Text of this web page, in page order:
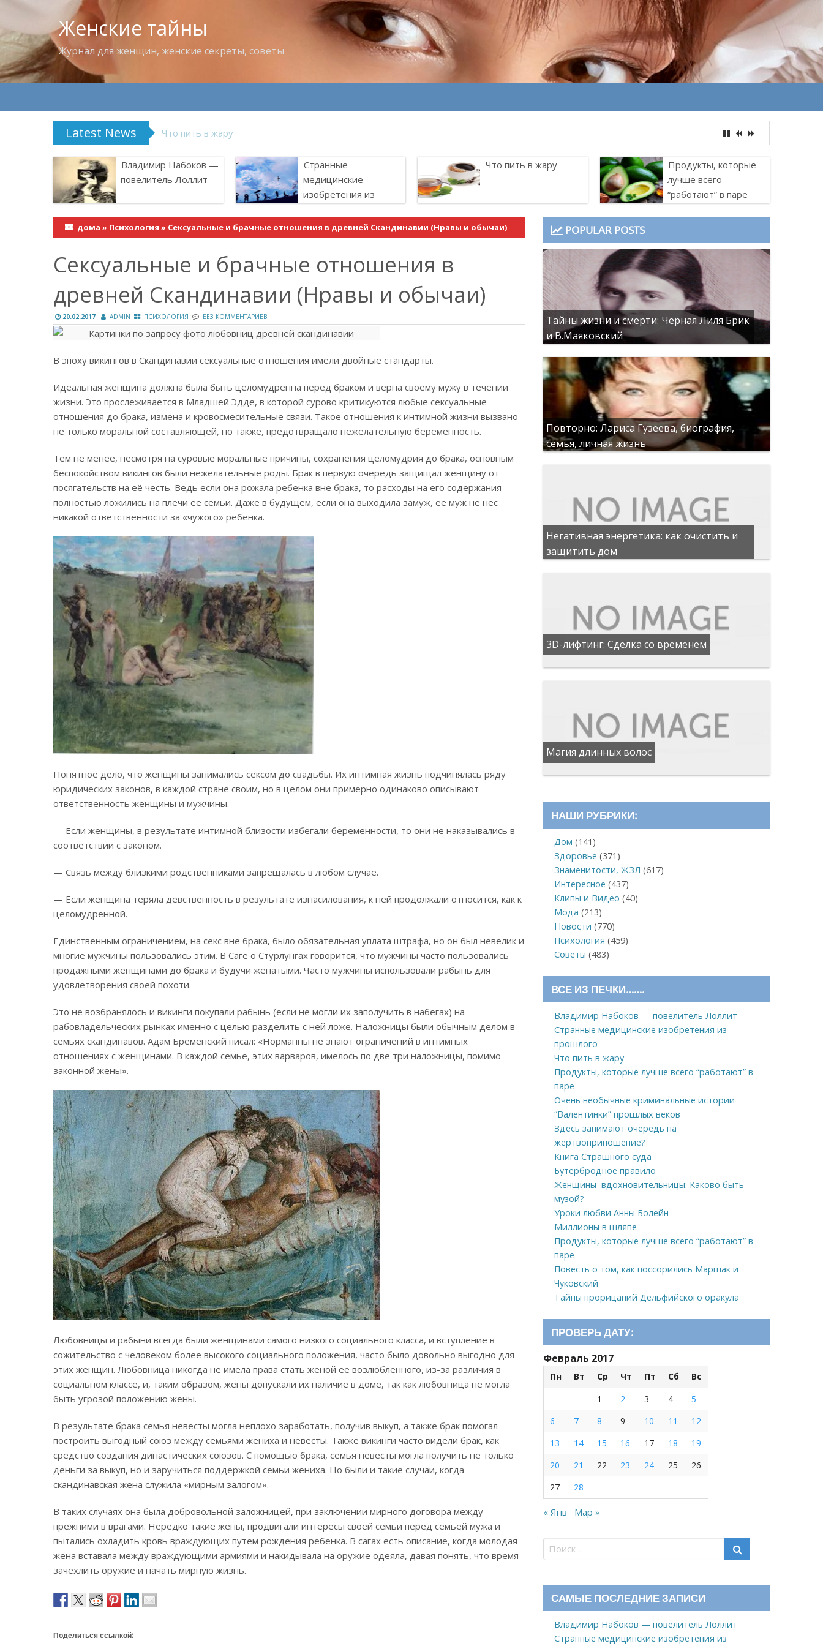
Женские тайны
Журнал для женщин, женские секреты, советы
Latest News Что пить в жару
Владимир Набоков —
повелитель Лоллит
Странные
медицинские
изобретения из
Что пить в жару
Продукты, которые
лучше всего
“работают” в паре
дома » Психология » Сексуальные и брачные отношения в древней Скандинавии (Нравы и обычаи)
Сексуальные и брачные отношения в
древней Скандинавии (Нравы и обычаи)
20.02.2017 ADMIN ПСИХОЛОГИЯ БЕЗ КОММЕНТАРИЕВ
В эпоху викингов в Скандинавии сексуальные отношения имели двойные стандарты.
Идеальная женщина должна была быть целомудренна перед браком и верна своему мужу в течении
жизни. Это прослеживается в Младшей Эдде, в которой сурово критикуются любые сексуальные
отношения до брака, измена и кровосмесительные связи. Такое отношения к интимной жизни вызвано
не только моральной составляющей, но также, предотвращало нежелательную беременность.
Тем не менее, несмотря на суровые моральные причины, сохранения целомудрия до брака, основным
беспокойством викингов были нежелательные роды. Брак в первую очередь защищал женщину от
посягательств на её честь. Ведь если она рожала ребенка вне брака, то расходы на его содержания
полностью ложились на плечи её семьи. Даже в будущем, если она выходила замуж, её муж не нес
никакой ответственности за «чужого» ребенка.
Понятное дело, что женщины занимались сексом до свадьбы. Их интимная жизнь подчинялась ряду
юридических законов, в каждой стране своим, но в целом они примерно одинаково описывают
ответственность женщины и мужчины.
— Если женщины, в результате интимной близости избегали беременности, то они не наказывались в
соответствии с законом.
— Связь между близкими родственниками запрещалась в любом случае.
— Если женщина теряла девственность в результате изнасилования, к ней продолжали относится, как к
целомудренной.
Единственным ограничением, на секс вне брака, было обязательная уплата штрафа, но он был невелик и
многие мужчины пользовались этим. В Саге о Стурлунгах говорится, что мужчины часто пользовались
продажными женщинами до брака и будучи женатыми. Часто мужчины использовали рабынь для
удовлетворения своей похоти.
Это не возбранялось и викинги покупали рабынь (если не могли их заполучить в набегах) на
рабовладельческих рынках именно с целью разделить с ней ложе. Наложницы были обычным делом в
семьях скандинавов. Адам Бременский писал: «Норманны не знают ограничений в интимных
отношениях с женщинами. В каждой семье, этих варваров, имелось по две три наложницы, помимо
законной жены».
Любовницы и рабыни всегда были женщинами самого низкого социального класса, и вступление в
сожительство с человеком более высокого социального положения, часто было довольно выгодно для
этих женщин. Любовница никогда не имела права стать женой ее возлюбленного, из-за различия в
социальном классе, и, таким образом, жены допускали их наличие в доме, так как любовница не могла
быть угрозой положению жены.
В результате брака семья невесты могла неплохо заработать, получив выкуп, а также брак помогал
построить выгодный союз между семьями жениха и невесты. Также викинги часто видели брак, как
средство создания династических союзов. С помощью брака, семья невесты могла получить не только
деньги за выкуп, но и заручиться поддержкой семьи жениха. Но были и такие случаи, когда
скандинавская жена служила «мирным залогом».
В таких случаях она была добровольной заложницей, при заключении мирного договора между
прежними в врагами. Нередко такие жены, продвигали интересы своей семьи перед семьей мужа и
пытались охладить кровь враждующих путем рождения ребенка. В сагах есть описание, когда молодая
жена вставала между враждующими армиями и накидывала на оружие одеяла, давая понять, что время
зачехлить оружие и начать мирную жизнь.
Поделиться ссылкой:
POPULAR POSTS
Тайны жизни и смерти: Чёрная Лиля Брик
и В.Маяковский
Повторно: Лариса Гузеева, биография,
семья, личная жизнь
Негативная энергетика: как очистить и
защитить дом
3D-лифтинг: Сделка со временем
Магия длинных волос
НАШИ РУБРИКИ:
Дом (141)
Здоровье (371)
Знаменитости, ЖЗЛ (617)
Интересное (437)
Клипы и Видео (40)
Мода (213)
Новости (770)
Психология (459)
Советы (483)
ВСЕ ИЗ ПЕЧКИ…….
Владимир Набоков — повелитель Лоллит
Странные медицинские изобретения из
прошлого
Что пить в жару
Продукты, которые лучше всего “работают” в
паре
Очень необычные криминальные истории
“Валентинки” прошлых веков
Здесь занимают очередь на
жертвоприношение?
Книга Страшного суда
Бутербродное правило
Женщины–вдохновительницы: Каково быть
музой?
Уроки любви Анны Болейн
Миллионы в шляпе
Продукты, которые лучше всего “работают” в
паре
Повесть о том, как поссорились Маршак и
Чуковский
Тайны прорицаний Дельфийского оракула
ПРОВЕРЬ ДАТУ:
Февраль 2017
Пн Вт Ср Чт Пт Сб
Вс
1
2 3 4
5
6
7 8 9 10 11
12
13
14 15 16 17 18
19
20
21 22 23 24 25
26
27
28
« Янв Мар »
САМЫЕ ПОСЛЕДНИЕ ЗАПИСИ
Владимир Набоков — повелитель Лоллит
Странные медицинские изобретения из